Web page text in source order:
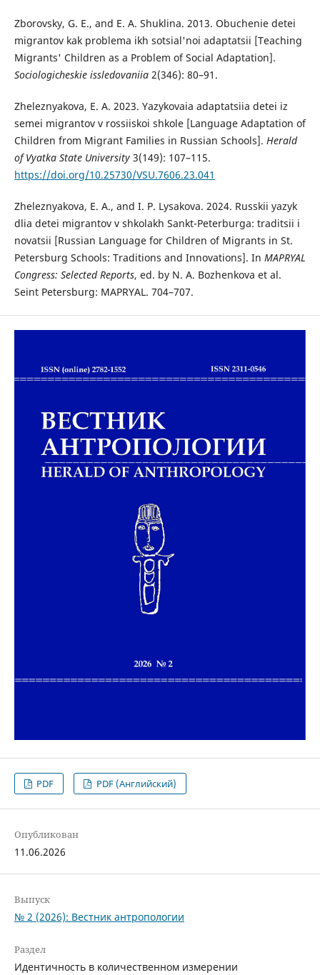
Zborovsky, G. E., and E. A. Shuklina. 2013. Obuchenie detei
migrantov kak problema ikh sotsial'noi adaptatsii [Teaching
Migrants' Children as a Problem of Social Adaptation].
Sociologicheskie issledovaniia2(346): 80–91.
Zheleznyakova, E. A. 2023. Yazykovaia adaptatsiia detei iz
semei migrantov v rossiiskoi shkole [Language Adaptation of
Children from Migrant Families in Russian Schools]. Herald
of Vyatka State University3(149): 107–115.
https://doi.org/10.25730/VSU.7606.23.041
Zheleznyakova, E. A., and I. P. Lysakova. 2024. Russkii yazyk
dlia detei migrantov v shkolakh Sankt-Peterburga: traditsii i
novatsii [Russian Language for Children of Migrants in St.
Petersburg Schools: Traditions and Innovations]. In MAPRYAL
Congress: Selected Reports, ed. by N. A. Bozhenkova et al.
Seint Petersburg: MAPRYAL. 704–707.
PDF PDF (Английский)
Опубликован
11.06.2026
Выпуск
№ 2 (2026): Вестник антропологии
Раздел
Идентичность в количественном измерении